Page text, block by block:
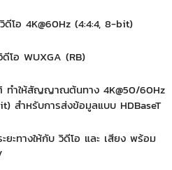
ดีโอ 4K@60Hz (4:4:4, 8-bit)
โอ WUXGA (RB)
ำให้สัญญาณต้นทาง 4K@50/60Hz
สำหรับการส่งข้อมูลแบบ HDBaseT
ยะทางให้กับ วิดีโอ และ เสียง พร้อม